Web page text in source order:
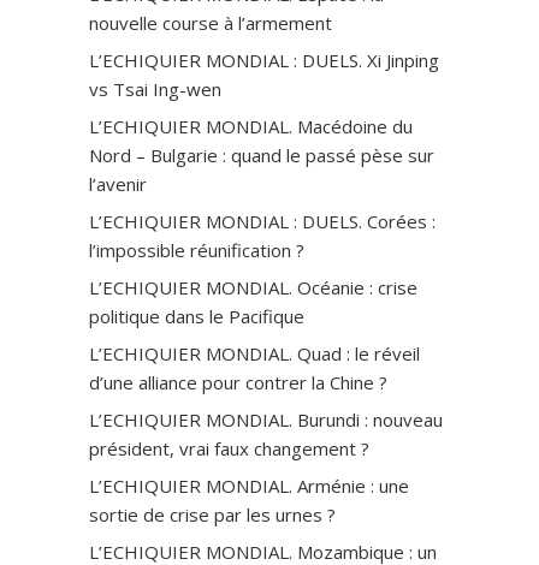
nouvelle course à l’armement
L’ECHIQUIER MONDIAL : DUELS. Xi Jinping
vs Tsai Ing-wen
L’ECHIQUIER MONDIAL. Macédoine du
Nord – Bulgarie : quand le passé pèse sur
l’avenir
L’ECHIQUIER MONDIAL : DUELS. Corées :
l’impossible réunification ?
L’ECHIQUIER MONDIAL. Océanie : crise
politique dans le Pacifique
L’ECHIQUIER MONDIAL. Quad : le réveil
d’une alliance pour contrer la Chine ?
L’ECHIQUIER MONDIAL. Burundi : nouveau
président, vrai faux changement ?
L’ECHIQUIER MONDIAL. Arménie : une
sortie de crise par les urnes ?
L’ECHIQUIER MONDIAL. Mozambique : un